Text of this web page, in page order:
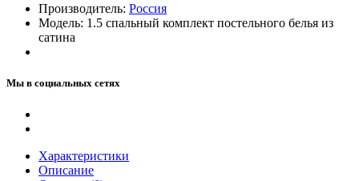
Производитель: Россия
Модель: 1.5 спальный комплект постельного белья из
сатина
Мы в социальных сетях
Характеристики
Описание